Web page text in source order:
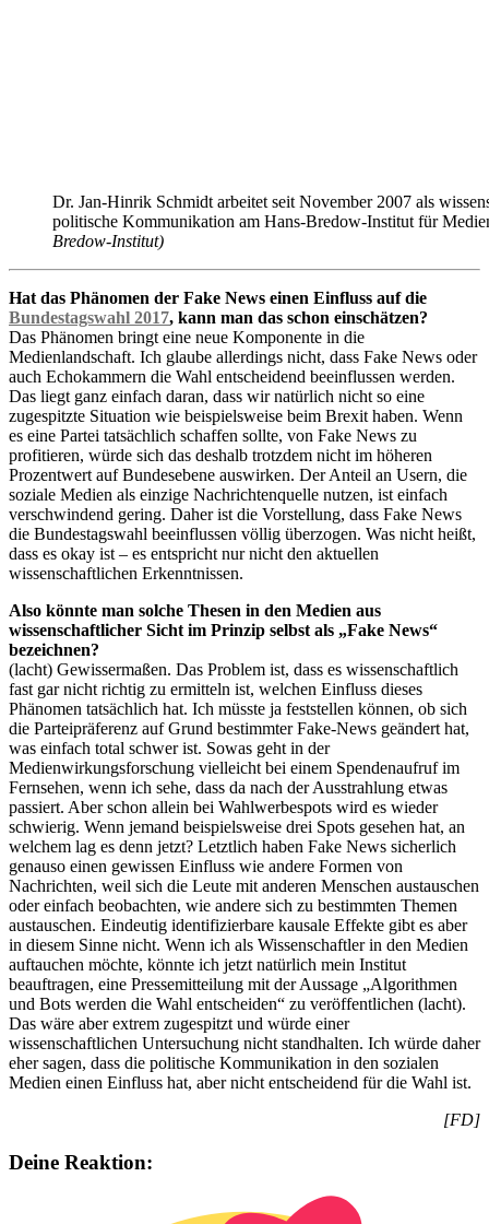
Dr. Jan-Hinrik Schmidt arbeitet seit November 2007 als
politische Kommunikation am Hans-Bredow-Institut für
Bredow-Institut)
Hat das Phänomen der Fake News einen Einfluss auf die
Bundestagswahl 2017, kann man das schon einschätzen?
Das Phänomen bringt eine neue Komponente in die
Medienlandschaft. Ich glaube allerdings nicht, dass Fake News oder
auch Echokammern die Wahl entscheidend beeinflussen werden.
Das liegt ganz einfach daran, dass wir natürlich nicht so eine
zugespitzte Situation wie beispielsweise beim Brexit haben. Wenn
es eine Partei tatsächlich schaffen sollte, von Fake News zu
profitieren, würde sich das deshalb trotzdem nicht im höheren
Prozentwert auf Bundesebene auswirken. Der Anteil an Usern, die
soziale Medien als einzige Nachrichtenquelle nutzen, ist einfach
verschwindend gering. Daher ist die Vorstellung, dass Fake News
die Bundestagswahl beeinflussen völlig überzogen. Was nicht heißt,
dass es okay ist – es entspricht nur nicht den aktuellen
wissenschaftlichen Erkenntnissen.
Also könnte man solche Thesen in den Medien aus
wissenschaftlicher Sicht im Prinzip selbst als „Fake News“
bezeichnen?
(lacht) Gewissermaßen. Das Problem ist, dass es wissenschaftlich
fast gar nicht richtig zu ermitteln ist, welchen Einfluss dieses
Phänomen tatsächlich hat. Ich müsste ja feststellen können, ob sich
die Parteipräferenz auf Grund bestimmter Fake-News geändert hat,
was einfach total schwer ist. Sowas geht in der
Medienwirkungsforschung vielleicht bei einem Spendenaufruf im
Fernsehen, wenn ich sehe, dass da nach der Ausstrahlung etwas
passiert. Aber schon allein bei Wahlwerbespots wird es wieder
schwierig. Wenn jemand beispielsweise drei Spots gesehen hat, an
welchem lag es denn jetzt? Letztlich haben Fake News sicherlich
genauso einen gewissen Einfluss wie andere Formen von
Nachrichten, weil sich die Leute mit anderen Menschen austauschen
oder einfach beobachten, wie andere sich zu bestimmten Themen
austauschen. Eindeutig identifizierbare kausale Effekte gibt es aber
in diesem Sinne nicht. Wenn ich als Wissenschaftler in den Medien
auftauchen möchte, könnte ich jetzt natürlich mein Institut
beauftragen, eine Pressemitteilung mit der Aussage „Algorithmen
und Bots werden die Wahl entscheiden“ zu veröffentlichen (lacht).
Das wäre aber extrem zugespitzt und würde einer
wissenschaftlichen Untersuchung nicht standhalten. Ich würde daher
eher sagen, dass die politische Kommunikation in den sozialen
Medien einen Einfluss hat, aber nicht entscheidend für die Wahl ist.
[FD]
Deine Reaktion: